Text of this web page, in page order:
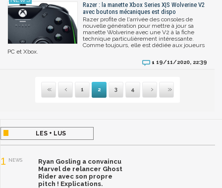
Razer : la manette Xbox Series X|S Wolverine V2
avec boutons mécaniques est dispo
Razer profite de l'arrivée des consoles de
nouvelle génération pour mettre à jour sa
manette Wolverine avec une V2 à la fiche
technique particulièrement intéressante.
Comme toujours, elle est dédiée aux joueurs
PC et Xbox.
1 19/11/2020, 22:39
Première
Précédente
1 2 3 4
Suivante
Dernière
LES + LUS
1 NEWS
Ryan Gosling a convaincu
Marvel de relancer Ghost
Rider avec son propre
pitch ! Explications.